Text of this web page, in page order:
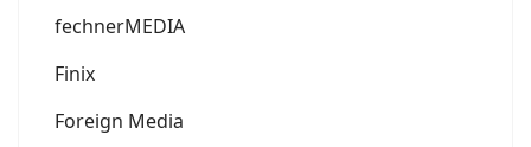
fechnerMEDIA
Finix
Foreign Media